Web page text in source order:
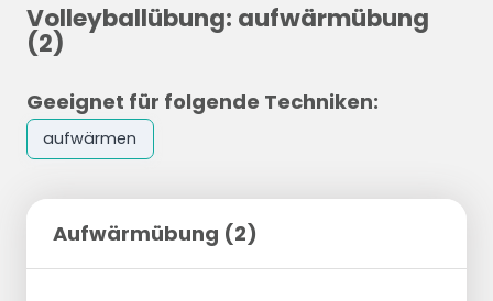
Volleyballübung: aufwärmübung
(2)
Geeignet für folgende Techniken:
aufwärmen
Aufwärmübung (2)